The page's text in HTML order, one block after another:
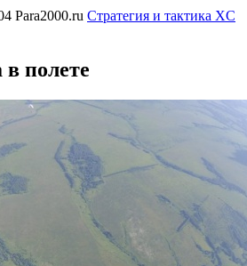
Para2000.ru Стратегия и тактика XC
полете